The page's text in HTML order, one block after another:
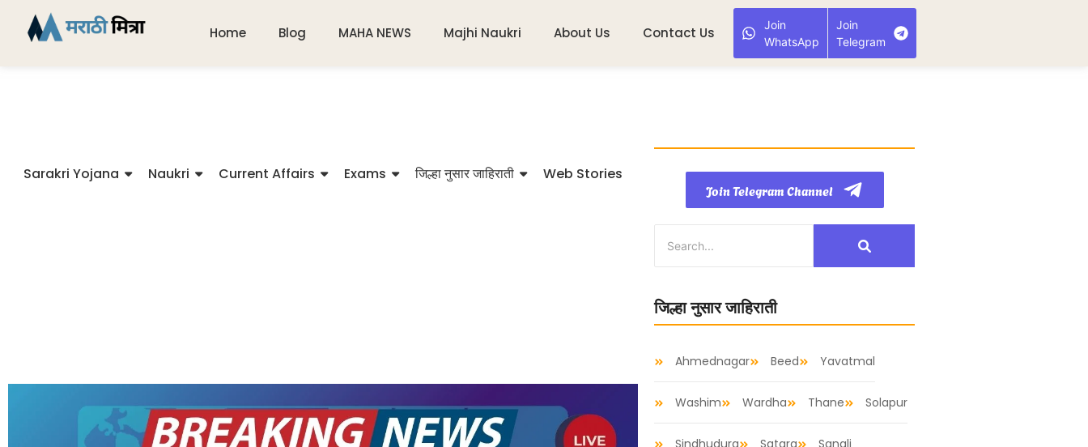
Home Blog MAHA NEWS Majhi Naukri About Us Contact Us
Join
WhatsApp
Join
Telegram
Sarakri Yojana Naukri Current Affairs Exams जिल्हा नुसार जाहिराती Web Stories
Join Telegram Channel
जिल्हा नुसार जाहिराती
Ahmednagar Beed Yavatmal
Washim Wardha Thane Solapur
Sindhudurg Satara Sangli